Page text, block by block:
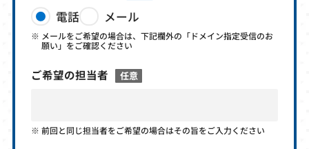
電話 メール
メールをご希望の場合は、下記欄外の「ドメイン指定受信のお
願い」をご確認ください
ご希望の担当者 任意
前回と同じ担当者をご希望の場合はその旨をご入力ください